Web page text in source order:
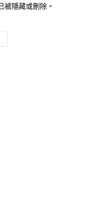
被隱藏或刪除。